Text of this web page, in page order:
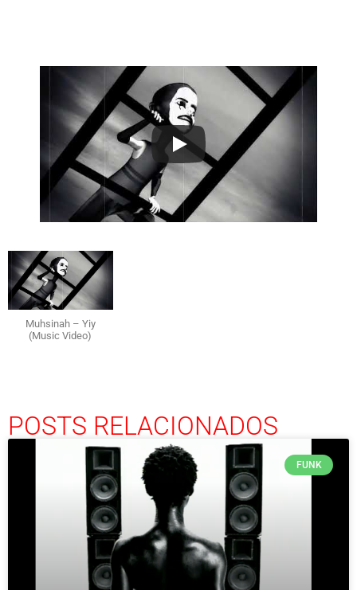
Muhsinah – Yiy
(Music Video)
POSTS RELACIONADOS
FUNK